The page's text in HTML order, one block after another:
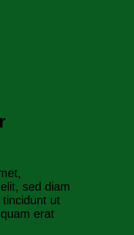
sed diam
ut
erat